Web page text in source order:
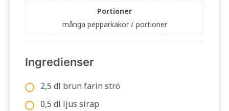
Portioner
många pepparkakor / portioner
Ingredienser
2,5 dl brun farin strö
0,5 dl ljus sirap